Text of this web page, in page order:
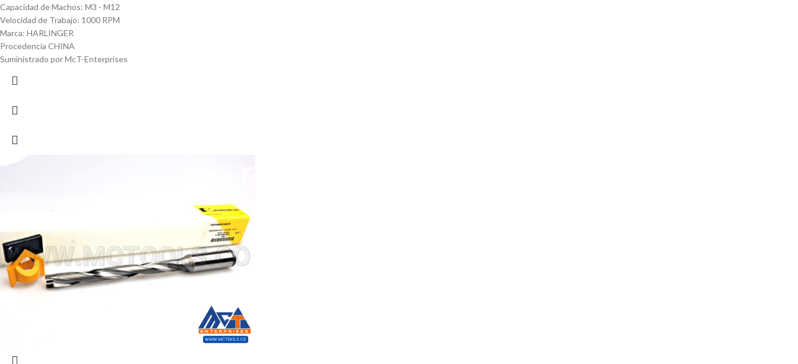
Capacidad de Machos: M3 - M12
Velocidad de Trabajo: 1000 RPM
Marca: HARLINGER
Procedencia CHINA
Suministrado por McT-Enterprises